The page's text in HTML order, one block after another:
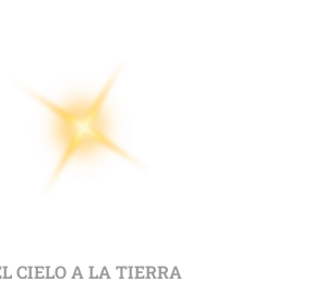
CIELO A LA TIERRA